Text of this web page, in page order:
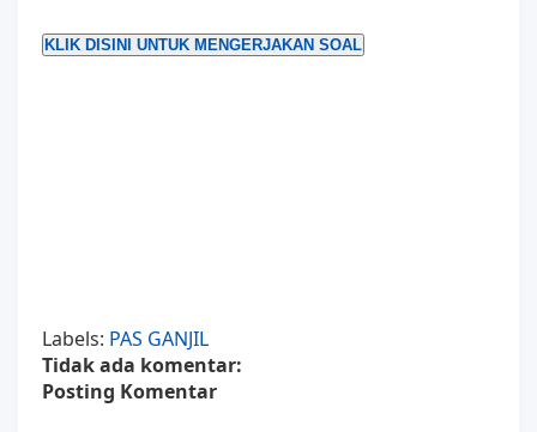
KLIK DISINI UNTUK MENGERJAKAN SOAL
Labels: PAS GANJIL
Tidak ada komentar:
Posting Komentar